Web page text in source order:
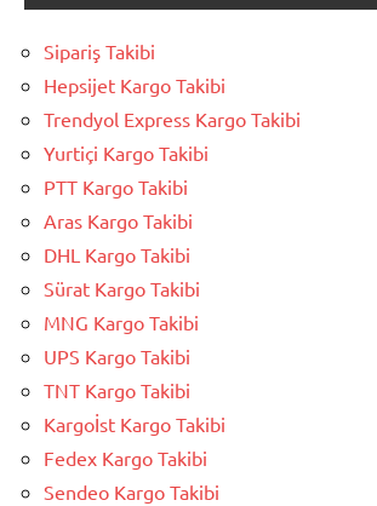
Sipariş Takibi
Hepsijet Kargo Takibi
Trendyol Express Kargo Takibi
Yurtiçi Kargo Takibi
PTT Kargo Takibi
Aras Kargo Takibi
DHL Kargo Takibi
Sürat Kargo Takibi
MNG Kargo Takibi
UPS Kargo Takibi
TNT Kargo Takibi
Kargoİst Kargo Takibi
Fedex Kargo Takibi
Sendeo Kargo Takibi